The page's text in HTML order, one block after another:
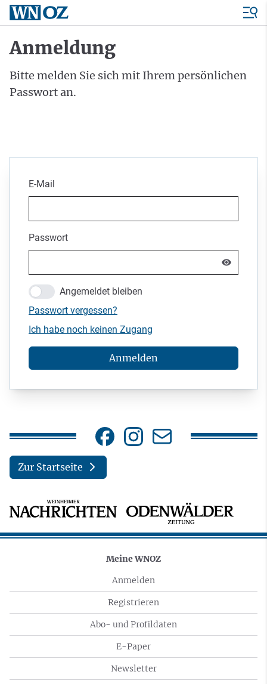
Anmeldung
Bitte melden Sie sich mit Ihrem persönlichen
Passwort an.
E-Mail
Passwort
Angemeldet bleiben
Passwort vergessen?
Ich habe noch keinen Zugang
Anmelden
Zur Startseite
Meine WNOZ
Anmelden
Registrieren
Abo- und Profildaten
E-Paper
Newsletter